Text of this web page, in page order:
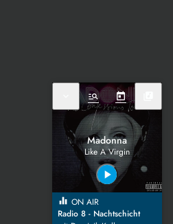
manage_search today
Madonna
Like A Virgin
play_arrow
equalizer ON AIR
Radio 8 - Nachtschicht